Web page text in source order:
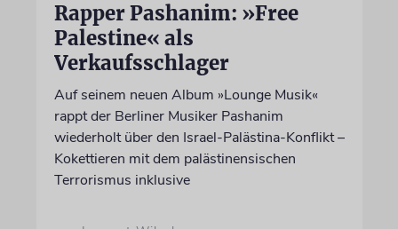
Rapper Pashanim: »Free
Palestine« als
Verkaufsschlager
Auf seinem neuen Album »Lounge Musik«
rappt der Berliner Musiker Pashanim
wiederholt über den Israel-Palästina-Konflikt –
Kokettieren mit dem palästinensischen
Terrorismus inklusive